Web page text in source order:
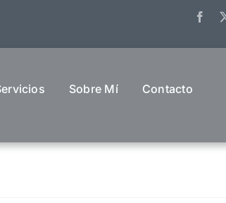
Sobre Mí Contacto